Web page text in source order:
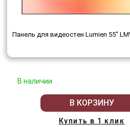
Панель для видеостен Lumien 55"
В наличии
В КОРЗИНУ
Купить в 1 клик